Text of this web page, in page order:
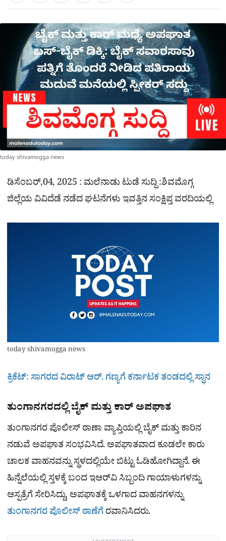
a
t
p
c
e
o
k
l
e
a
m
ಕ್
h
a
r
e
today shivamogga news
ಡಿಸೆಂಬರ್,04, 2025 : ಮಲೆನಾಡು ಟುಡೆ ಸುದ್ದಿ :ಶಿವಮೊಗ್ಗ
ಜಿಲ್ಲೆಯ ವಿವಿದೆಡೆ ನಡೆದ ಘಟನೆಗಳು ಇವತ್ತಿನ ಸಂಕ್ಷಿಪ್ತ ವರದಿಯಲ್ಲಿ
today shivamogga news
ಕ್ರಿಕೆಟ್: ಸಾಗರದ ವಿರಾಟ್ ಆರ್. ಗಣ್ಯಗೆ ಕರ್ನಾಟಕ ತಂಡದಲ್ಲಿ ಸ್ಥಾನ
ತುಂಗಾನಗರದಲ್ಲಿ ಬೈಕ್ ಮತ್ತು ಕಾರ್ ಅಪಘಾತ
ತುಂಗಾನಗರ ಪೊಲೀಸ್ ಠಾಣಾ ವ್ಯಾಪ್ತಿಯಲ್ಲಿ ಬೈಕ್ ಮತ್ತು ಕಾರಿನ
ನಡುವೆ ಅಪಘಾತ ಸಂಭವಿಸಿದೆ. ಅಪಘಾತವಾದ ಕೂಡಲೇ ಕಾರು
ಚಾಲಕ ವಾಹನವನ್ನು ಸ್ಥಳದಲ್ಲಿಯೇ ಬಿಟ್ಟು ಓಡಿಹೋಗಿದ್ದಾನೆ. ಈ
ಹಿನ್ನೆಲೆಯಲ್ಲಿ ಸ್ತಳಕ್ಕೆ ಬಂದ ಇಆರ್‌ವಿ ಸಿಬ್ಬಂದಿ ಗಾಯಾಳುಗಳನ್ನು
ಆಸ್ಪತ್ರೆಗೆ ಸೇರಿಸಿದ್ದು, ಅಪಘಾತಕ್ಕೆ ಒಳಗಾದ ವಾಹನಗಳನ್ನು
ತುಂಗಾನಗರ ಪೊಲೀಸ್ ಠಾಣೆಗೆರವಾನಿಸಿದರು.